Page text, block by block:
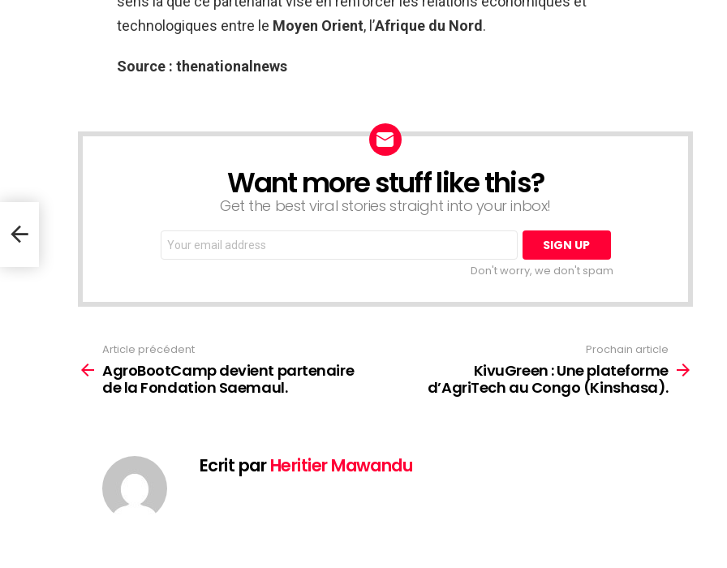
technologiques entre le Moyen Orient, l’Afrique du Nord.
Source : thenationalnews
Want more stuff like this?
Get the best viral stories straight into your inbox!
Email
address:
Don't worry, we don't spam
plus
Article précédent
AgroBootCamp devient partenaire
de la Fondation Saemaul.
Prochain article
KivuGreen : Une plateforme
d’AgriTech au Congo (Kinshasa).
Ecrit parHeritier Mawandu
de